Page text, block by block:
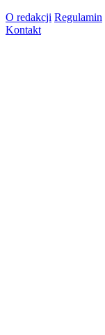
O redakcji Regulamin
Kontakt